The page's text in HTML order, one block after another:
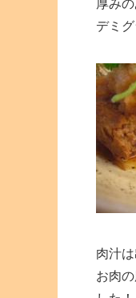
厚み
デミ
肉汁
お肉